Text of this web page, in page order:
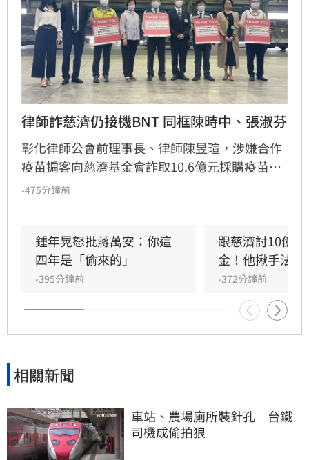
律師詐慈濟仍接機BNT 同框陳時中、張淑芬
彰化律師公會前理事長、律師陳昱瑄，涉嫌合作
疫苗掮客向慈濟基金會詐取10.6億元採購疫苗的
委任報酬（顧問費），變換成黃金藏豪宅地板下
BNT疫苗抵台時，陳昱瑄也陪同接機，並與陳時
中同框，畫面曝光。
-475分鐘前
鍾年晃怒批蔣萬安：你這
四年是「偷來的」
-395分鐘前
跟慈濟討10億
金！他揪手法太
-372分鐘前
相關新聞
車站、農場廁所裝針孔　台鐵
司機成偷拍狼